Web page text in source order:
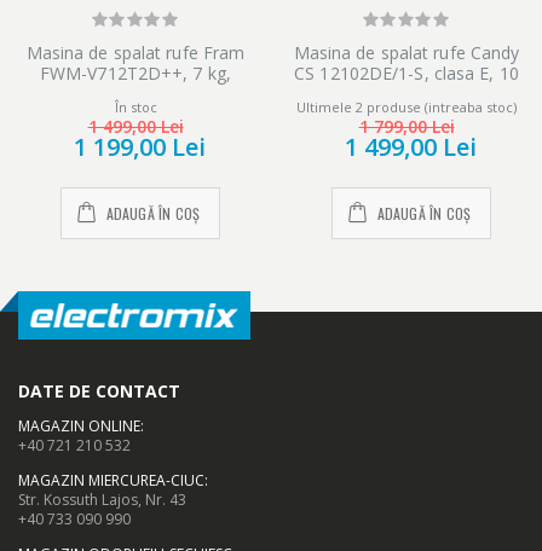
Masina de spalat rufe Fram
FWM-V712T2D++, 7 kg,
1200 rpm, Clasa D, Display
LED, Start intarziat, Anti-
sifonare, Eco-Logic, Alb
În stoc
1 499,00 Lei
1 199,00 Lei
ADAUGĂ ÎN COȘ
Masina de spalat rufe Candy
CS 12102DE/1-S, clasa E, 10
Programe rapide de spalare,
Hygiene, Alb
Ultimele 2 produse (intreaba stoc)
1 799,00 Lei
1 499,00 Lei
ADAUGĂ ÎN COȘ
DATE DE CONTACT
MAGAZIN ONLINE:
+40 721 210 532
MAGAZIN MIERCUREA-CIUC:
Str. Kossuth Lajos, Nr. 43
+40 733 090 990